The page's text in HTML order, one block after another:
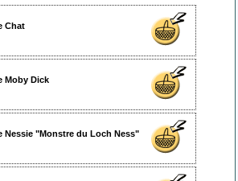
Chat
Moby Dick
Nessie "Monstre du Loch Ness"